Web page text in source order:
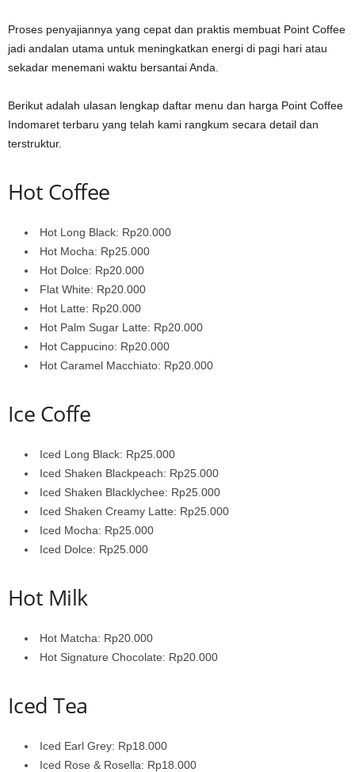
Proses penyajiannya yang cepat dan praktis membuat Point Coffee
jadi andalan utama untuk meningkatkan energi di pagi hari atau
sekadar menemani waktu bersantai Anda.
Berikut adalah ulasan lengkap daftar menu dan harga Point Coffee
Indomaret terbaru yang telah kami rangkum secara detail dan
terstruktur.
Hot Coffee
Hot Long Black: Rp20.000
Hot Mocha: Rp25.000
Hot Dolce: Rp20.000
Flat White: Rp20.000
Hot Latte: Rp20.000
Hot Palm Sugar Latte: Rp20.000
Hot Cappucino: Rp20.000
Hot Caramel Macchiato: Rp20.000
Ice Coffe
Iced Long Black: Rp25.000
Iced Shaken Blackpeach: Rp25.000
Iced Shaken Blacklychee: Rp25.000
Iced Shaken Creamy Latte: Rp25.000
Iced Mocha: Rp25.000
Iced Dolce: Rp25.000
Hot Milk
Hot Matcha: Rp20.000
Hot Signature Chocolate: Rp20.000
Iced Tea
Iced Earl Grey: Rp18.000
Iced Rose & Rosella: Rp18.000